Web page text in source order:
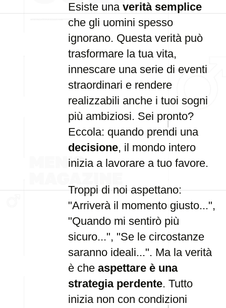
Esiste una verità semplice
che gli uomini spesso
ignorano. Questa verità può
trasformare la tua vita,
innescare una serie di eventi
straordinari e rendere
realizzabili anche i tuoi sogni
più ambiziosi. Sei pronto?
Eccola: quando prendi una
decisione, il mondo intero
inizia a lavorare a tuo favore.
Troppi di noi aspettano:
"Arriverà il momento giusto...",
"Quando mi sentirò più
sicuro...", "Se le circostanze
saranno ideali...". Ma la verità
è che aspettare è una
strategia perdente. Tutto
inizia non con condizioni